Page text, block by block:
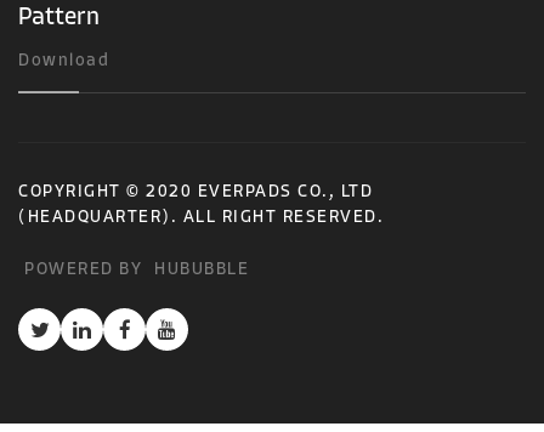
Pattern
Download
COPYRIGHT © 2020 EVERPADS CO., LTD
(HEADQUARTER). ALL RIGHT RESERVED.
POWERED BY HUBUBBLE